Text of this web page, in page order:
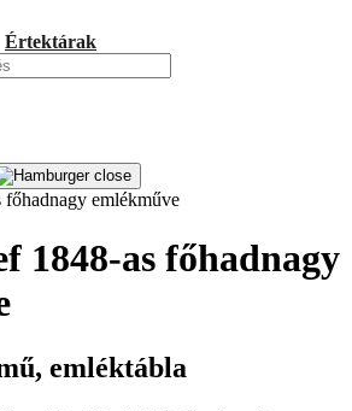
Értektárak
1848-as főhadnagy
emléktábla